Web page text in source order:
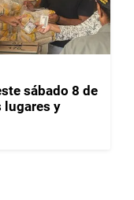
sábado 8 de
lugares y